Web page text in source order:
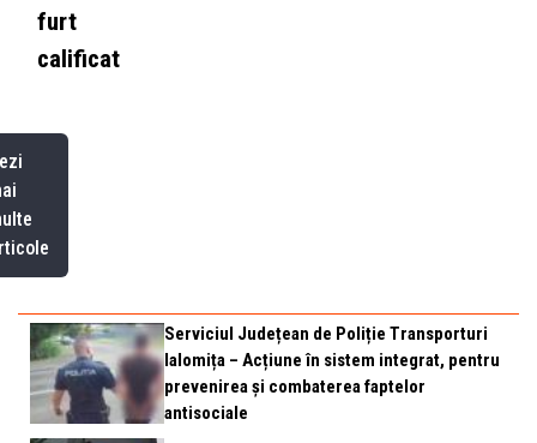
Serviciul Județean de Poliție Transporturi
Ialomița – Acțiune în sistem integrat, pentru
prevenirea și combaterea faptelor
antisociale
furt
calificat